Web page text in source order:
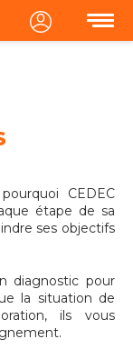
MENU
CEDEC
étape de sa
ses objectifs
diagnostic pour
la situation de
ils vous